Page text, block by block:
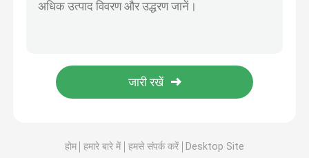
होम हमारे बारे में हमसे संपर्क करें Desktop Site